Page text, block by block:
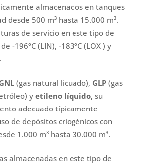
almacenados en tanques
desde 500 m³ hasta 15.000 m³.
de servicio en este tipo de
-196ºC (LIN), -183ºC (LOX ) y
GNL (gas natural licuado), GLP (gas
y etileno líquido,su
adecuado típicamente
de depósitos criogénicos con
1.000 m³ hasta 30.000 m³.
almacenadas en este tipo de